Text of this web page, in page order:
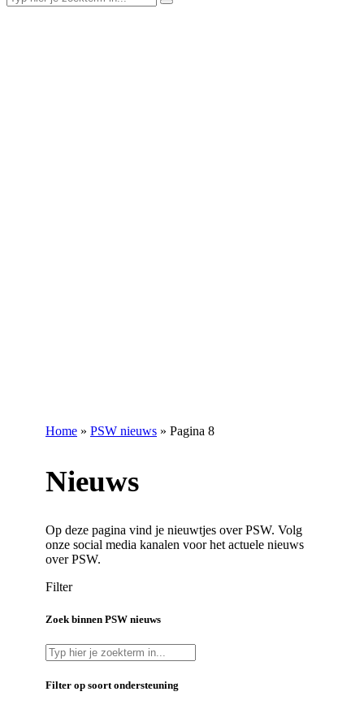
Home » PSW nieuws » Pagina 8
Nieuws
Op deze pagina vind je nieuwtjes over PSW. Volg
onze social media kanalen voor het actuele nieuws
over PSW.
Filter
Zoek binnen PSW nieuws
Filter op soort ondersteuning